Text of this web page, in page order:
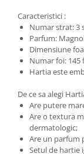
Caracteristici :
Numar strat: 3
Parfum:
Dimensiune
Numar foi: 145
Hartia este
De ce sa alegi
Are putere
Are o textura
dermatologic;
Are un parfum
Setul de hartie